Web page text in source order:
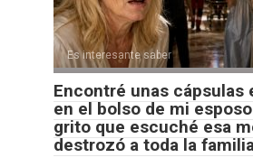
Es interesante saber
Encontré unas cápsulas
en el bolso de mi
grito que escuché esa
destrozó a toda la